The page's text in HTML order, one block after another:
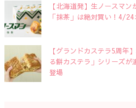
【北海道発】生ノースマ
「抹茶」は絶対買い！4/
【グランドカステラ5周年
る餅カステラ」シリーズが
登場